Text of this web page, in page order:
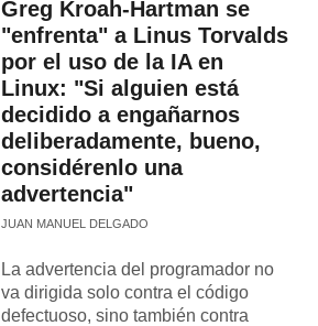
Greg Kroah-Hartman se
"enfrenta" a Linus Torvalds
por el uso de la IA en
Linux: "Si alguien está
decidido a engañarnos
deliberadamente, bueno,
considérenlo una
advertencia"
JUAN MANUEL DELGADO
La advertencia del programador no
va dirigida solo contra el código
defectuoso, sino también contra